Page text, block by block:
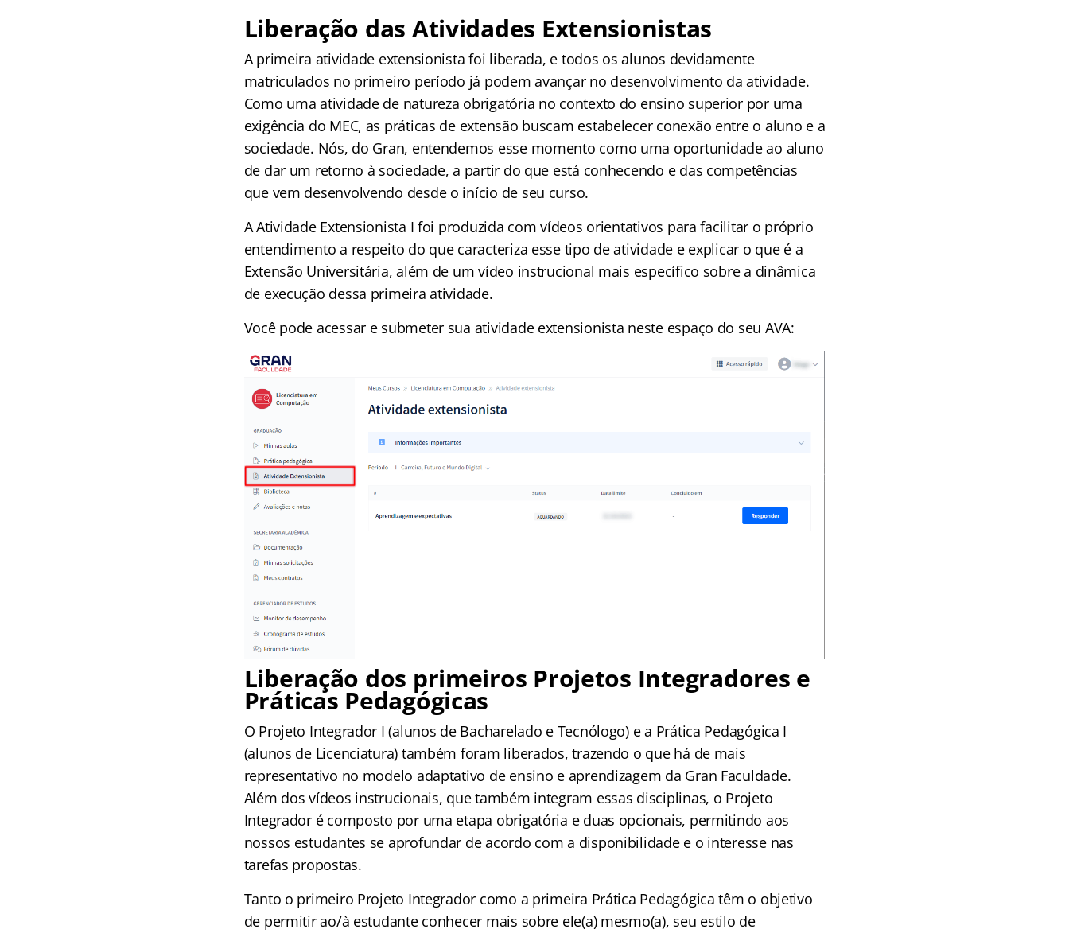
Liberação das Atividades Extensionistas
A primeira atividade extensionista foi liberada, e todos os alunos devidamente
matriculados no primeiro período já podem avançar no desenvolvimento da atividade.
Como uma atividade de natureza obrigatória no contexto do ensino superior por uma
exigência do MEC, as práticas de extensão buscam estabelecer conexão entre o aluno e a
sociedade. Nós, do Gran, entendemos esse momento como uma oportunidade ao aluno
de dar um retorno à sociedade, a partir do que está conhecendo e das competências
que vem desenvolvendo desde o início de seu curso.
A Atividade Extensionista I foi produzida com vídeos orientativos para facilitar o próprio
entendimento a respeito do que caracteriza esse tipo de atividade e explicar o que é a
Extensão Universitária, além de um vídeo instrucional mais específico sobre a dinâmica
de execução dessa primeira atividade.
Você pode acessar e submeter sua atividade extensionista neste espaço do seu AVA:
Liberação dos primeiros Projetos Integradores e
Práticas Pedagógicas
O Projeto Integrador I (alunos de Bacharelado e Tecnólogo) e a Prática Pedagógica I
(alunos de Licenciatura) também foram liberados, trazendo o que há de mais
representativo no modelo adaptativo de ensino e aprendizagem da Gran Faculdade.
Além dos vídeos instrucionais, que também integram essas disciplinas, o Projeto
Integrador é composto por uma etapa obrigatória e duas opcionais, permitindo aos
nossos estudantes se aprofundar de acordo com a disponibilidade e o interesse nas
tarefas propostas.
Tanto o primeiro Projeto Integrador como a primeira Prática Pedagógica têm o objetivo
de permitir ao/à estudante conhecer mais sobre ele(a) mesmo(a), seu estilo de